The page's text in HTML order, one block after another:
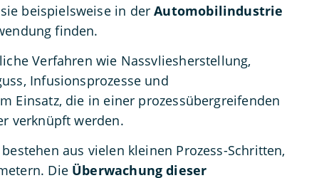
beispielsweise in derAutomobilindustrie
finden.
Verfahren wie Nassvliesherstellung,
Infusionsprozesse und
Einsatz, die in einer prozessübergreifenden
verknüpft werden.
aus vielen kleinen Prozess-Schritten,
Die Überwachung dieser